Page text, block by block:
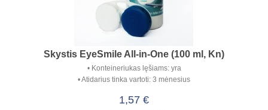
Skystis EyeSmile All-in-One (100 ml, Kn)
Konteineriukas lęšiams: yra
Atidarius tinka vartoti: 3 mėnesius
1,57 €